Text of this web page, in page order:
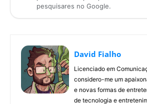
pesquisares no Google.
David Fialho
Licenciado em
considero-me um
e novas formas de
de tecnologia e